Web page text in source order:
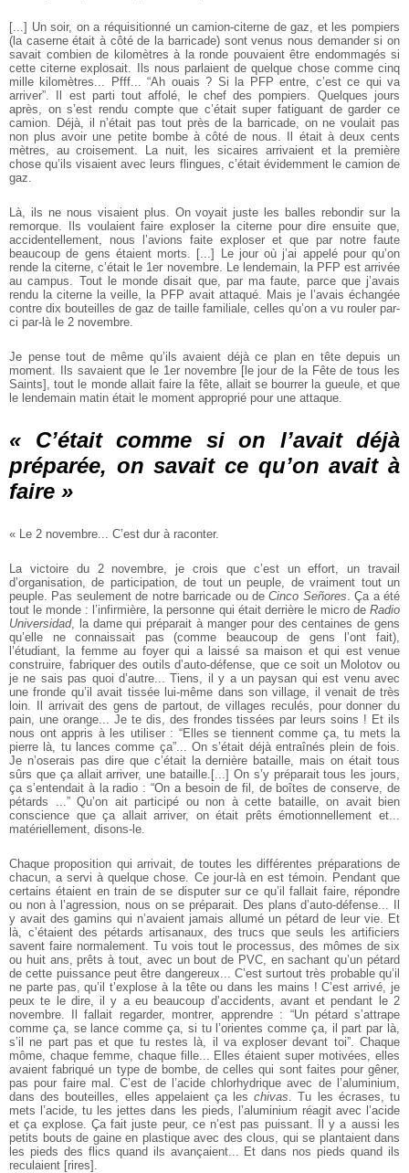
[...] Un soir, on a réquisitionné un camion-citerne de gaz, et les pompiers
(la caserne était à côté de la barricade) sont venus nous demander si on
savait combien de kilomètres à la ronde pouvaient être endommagés si
cette citerne explosait. Ils nous parlaient de quelque chose comme cinq
mille kilomètres...
Pfff... “Ah ouais ? Si la PFP entre, c’est ce qui va
arriver”. Il est parti tout affolé,
le chef des pompiers. Quelques jours
après, on s’est rendu compte que c’étaitsuper fatiguant de garder ce
camion. Déjà, il n’était pas tout près de la barricade,
on ne voulait pas
non plus avoir une petite bombe à côté de nous. Il était àdeux cents
mètres, au croisement. La nuit, les sicaires arrivaient et la première
chose qu’ils visaient avec leurs flingues, c’était évidemment le camion de
gaz.
Là, ils ne nous visaient plus. On voyait juste les balles rebondir sur la
remorque.
Ils voulaient faire exploser la citerne pour dire ensuite que,
accidentellement,
nous l’avions faite exploser et que par notre faute
beaucoup de gens étaientmorts. [...] Le jour où j’ai appelé pour qu’on
rende la citerne, c’était le 1er novembre. Le lendemain, la PFP est arrivée
au campus. Tout le monde disait que, par ma faute, parce que j’avais
rendu la citerne la veille, la PFP avait attaqué.
Mais je l’avais échangée
contre dix bouteilles de gaz de taille familiale, celles qu’on a vu rouler par-
ci par-là le 2 novembre.
Je pense tout de même qu’ils avaient déjà ce plan en tête depuis un
moment.
Ils savaient que le 1er novembre [le jour de la Fête de tous les
Saints], tout le monde allait faire la fête, allait se bourrer la gueule, et que
le lendemain matin était le moment approprié pour une attaque.
« C’était comme si on l’avait déjà
préparée, on savait ce qu’on avait à
faire »
« Le 2 novembre... C’est dur à raconter.
La victoire du 2 novembre, je crois que c’est un effort, un travail
d’organisation,
de participation, de tout un peuple, de vraiment tout un
peuple. Pas seulementde notre barricade ou deCinco Señores . Ça a été
tout le monde : l’infirmière, la personne qui était derrière le micro deRadio
Universidad, la dame qui préparait à manger pour des centaines de gens
qu’elle ne connaissait pas (comme beaucoupde gens l’ont fait),
l’étudiant, la femme au foyer qui a laissé sa maison et qui est venue
construire, fabriquer des outils d’auto-défense, que ce soit unMolotov ou
je ne sais pas quoi d’autre... Tiens, il y a un paysan qui est venuavec
une fronde qu’il avait tissée lui-même dans son village, il venait de très
loin. Il arrivait des gens de partout, de villages reculés, pour donner du
pain, une orange... Je te dis, des frondes tissées par leurs soins ! Et ils
nous ont appris à les utiliser : “Elles se tiennent comme ça, tu mets la
pierre là, tu lances comme ça”... On s’était déjà entraînés plein de fois.
Je n’oserais pas dire que c’était ladernière bataille, mais on était tous
sûrs que ça allait arriver, une bataille.[...] On s’y préparait tous les jours,
ça s’entendait à la radio : “On a besoin de fil, deboîtes de conserve, de
pétards ...” Qu’on ait participé ou non à cette bataille,
on avait bien
conscience que ça allait arriver, on était prêts émotionnellement et...
matériellement, disons-le.
Chaque proposition qui arrivait, de toutes les différentes préparations de
chacun, a servi à quelque chose. Ce jour-là en est témoin. Pendant que
certains étaient en train de se disputer sur ce qu’il fallait faire, répondre
ou non à l’agression, nous on se préparait. Des plans d’auto-défense... Il
y avait des gamins qui n’avaient jamais allumé un pétard de leur vie. Et
là, c’étaient des pétards artisanaux, des trucs que seuls les artificiers
savent faire normalement. Tu vois tout le processus, des mômes de six
ou huit ans, prêts à tout, avec unbout de PVC, en sachant qu’un pétard
de cette puissance peut être dangereux...
C’est surtout très probable qu’il
ne parte pas, qu’il t’explose à la tête ou dans les mains ! C’est arrivé, je
peux te le dire, il y a eu beaucoup d’accidents, avant et pendant le 2
novembre. Il fallait regarder, montrer, apprendre : “Un pétard s’attrape
comme ça, se lance comme ça, si tu l’orientes comme ça, il part par là,
s’il ne partpas et que tu restes là, il va exploser devant toi”. Chaque
môme, chaque femme, chaque fille... Elles étaient super motivées, elles
avaient fabriqué un type de bombe, de celles qui sont faites pour gêner,
pas pour faire mal. C’est de l’acide chlorhydrique avec de l’aluminium,
dans des bouteilles, elles appelaient ça leschivas . Tu les écrases, tu
mets l’acide, tu les jettes dans les pieds, l’aluminium réagit avec l’acide
et ça explose. Ça fait juste peur, ce n’est pas puissant. Il y a aussi les
petits bouts de gaine en plastique avec des clous, qui se plantaient dans
les pieds des flics quand ils avançaient... Et dans nos pieds quand ils
reculaient [rires].